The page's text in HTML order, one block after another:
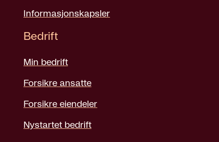
Informasjonskapsler
Bedrift
Min bedrift
Forsikre ansatte
Forsikre eiendeler
Nystartet bedrift